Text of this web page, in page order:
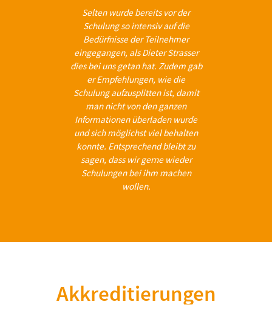
Selten wurde bereits vor der
Schulung so intensiv auf die
Bedürfnisse der Teilnehmer
eingegangen, als Dieter Strasser
dies bei uns getan hat. Zudem gab
er Empfehlungen, wie die
Schulung aufzusplitten ist, damit
man nicht von den ganzen
Informationen überladen wurde
und sich möglichst viel behalten
konnte. Entsprechend bleibt zu
sagen, dass wir gerne wieder
Schulungen bei ihm machen
wollen.
Akkreditierungen